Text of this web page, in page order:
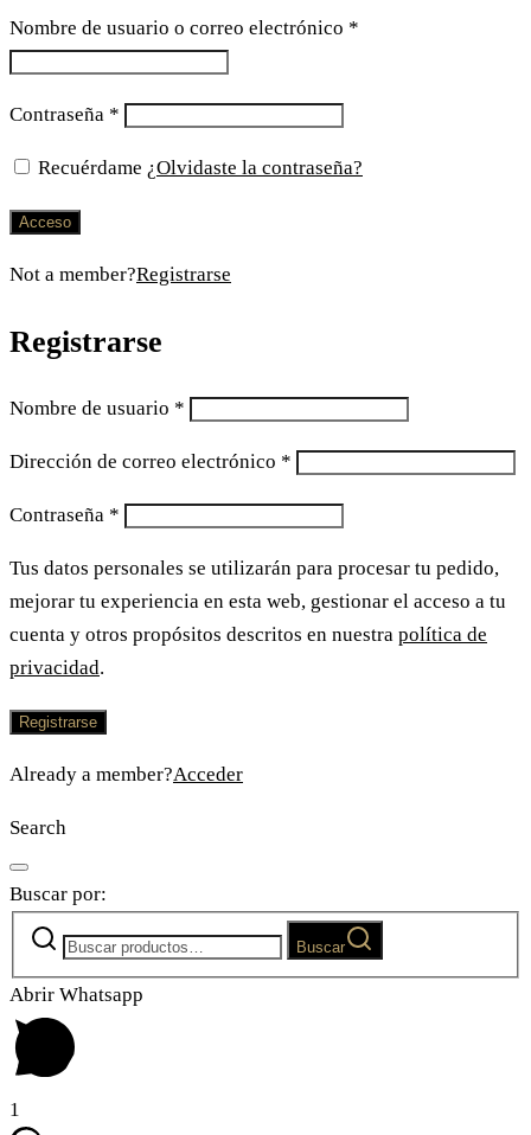
Nombre de usuario o correo electrónico *
Contraseña *
Recuérdame ¿Olvidaste la contraseña?
Acceso
Not a member?Registrarse
Registrarse
Nombre de usuario *
Dirección de correo electrónico *
Contraseña *
Tus datos personales se utilizarán para procesar tu pedido,
mejorar tu experiencia en esta web, gestionar el acceso a tu
cuenta y otros propósitos descritos en nuestra política de
privacidad.
Registrarse
Already a member?Acceder
Search
Buscar por:
Buscar
Abrir Whatsapp
1